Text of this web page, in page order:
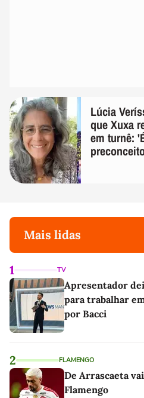
Lúcia
que Xuxa
em turnê:
Mais lidas
1 TV
Apresentador
para trabalhar
por Bacci
2 FLAMENGO
De Arrascaeta
Flamengo